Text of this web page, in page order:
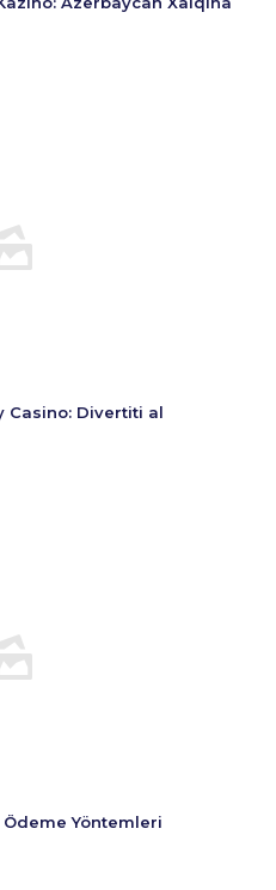
Casino: Divertiti al
Ödeme Yöntemleri